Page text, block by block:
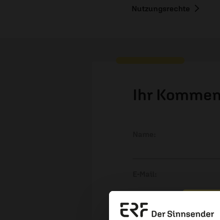
Nutzungsrechte
Ihr
Die E-Mail-Adresse wird